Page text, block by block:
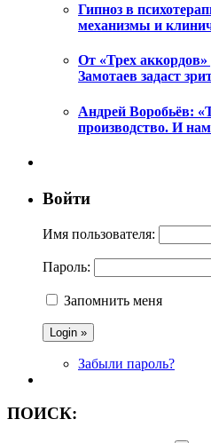
Гипноз в
механизмы и
От «Трех
Замотаев задаст
Андрей Воробьёв:
производство. И
Войти
Имя пользователя:
Пароль:
Запомнить меня
Забыли пароль?
ПОИСК: